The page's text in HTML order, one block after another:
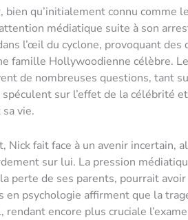
bien qu’initialement connu comme
médiatique suite à son
l’œil du cyclone, provoquant
famille Hollywoodienne célèbre.
de nombreuses questions, tant
sur l’effet de la célébrité
vie.
Nick fait face à un avenir incertain,
sur lui. La pression
perte de ses parents, pourrait
en psychologie affirment que la
rendant encore plus cruciale